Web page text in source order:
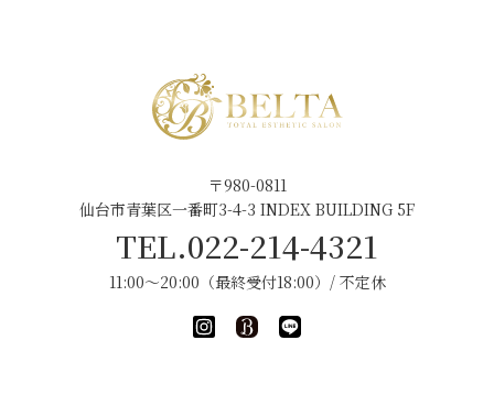
〒980-0811
仙台市青葉区一番町3-4-3 INDEX BUILDING 5F
TEL.022-214-4321
11:00～20:00（最終受付18:00）/ 不定休